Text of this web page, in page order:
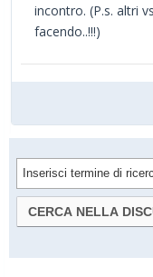
incontro. (P.s. altri
facendo..!!!)